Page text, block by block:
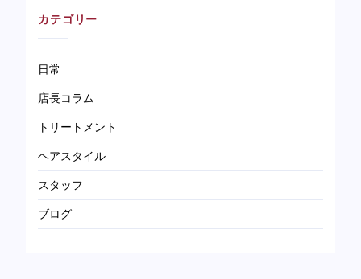
カテゴリー
日常
店長コラム
トリートメント
ヘアスタイル
スタッフ
ブログ